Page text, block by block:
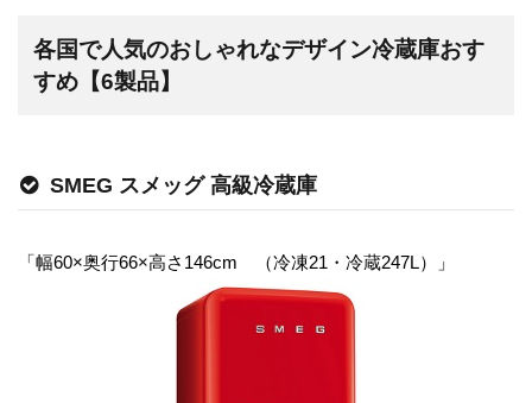
各国で人気のおしゃれなデザイン冷蔵庫おす
すめ【6製品】
SMEG スメッグ 高級冷蔵庫
「幅60×奥行66×高さ146cm （冷凍21・冷蔵247L）」